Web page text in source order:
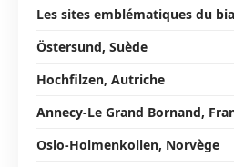
Les sites emblématiques du
Östersund, Suède
Hochfilzen, Autriche
Annecy-Le Grand Bornand,
Oslo-Holmenkollen, Norvège